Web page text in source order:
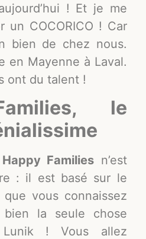
! Et je me
un COCORICO ! Car
bien de chez nous.
en Mayenne à Laval.
ont du talent !
le
Happy Families n’est
: il est basé sur le
vous connaissez
bien la seule chose
Lunik ! Vous allez